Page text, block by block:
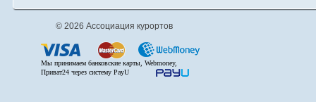
© 2026 Ассоциация курортов
Мы принимаем банковские карты, Webmoney,
Приват24 через систему PayU